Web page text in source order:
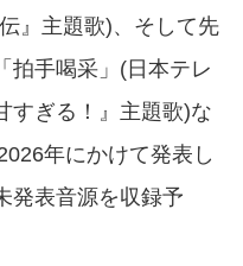
』主題歌)、そして先
拍手喝采」(日本テレ
すぎる！』主題歌)な
年にかけて発表し
発表音源を収録予